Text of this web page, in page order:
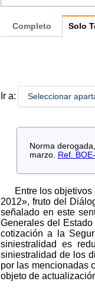
Completo Solo
Ir a: Seleccionar
Norma
marzo. Ref.
Entre los
2012», fruto del
señalado en este
Generales del
cotización a la
siniestralidad es
siniestralidad de los
por las mencionadas
objeto de